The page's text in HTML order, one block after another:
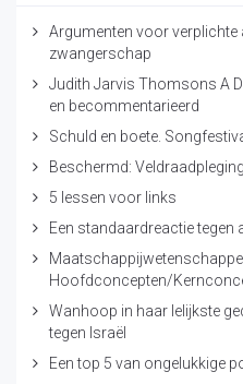
Argumenten voor
zwangerschap
Judith Jarvis Thomsons A
en becommentarieerd
Schuld en boete.
Beschermd: Veldraadpleging
5 lessen voor links
Een standaardreactie
Hoofdconcepten/
Wanhoop in haar lelijkste
tegen Israël
Een top 5 van ongelukkige